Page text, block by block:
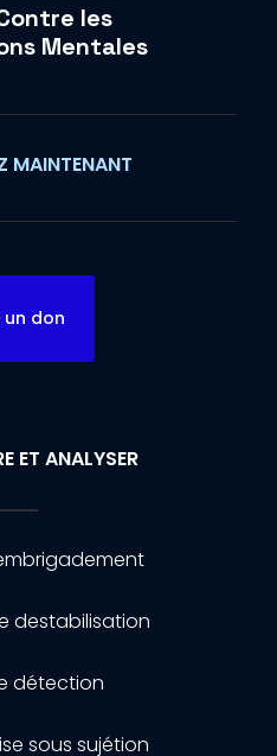
les
Mentales
MAINTENANT
un don
ET ANALYSER
destabilisation
détection
sous sujétion